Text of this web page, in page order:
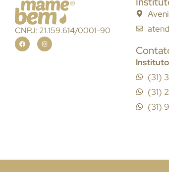
CNPJ: 21.159.614/0001-90
(31)
(31)
(31)